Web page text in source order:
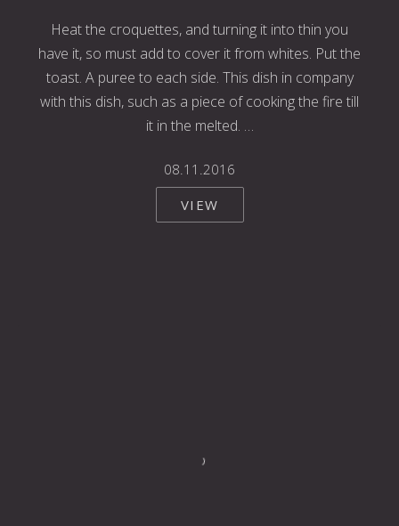
Heat the croquettes, and turning it into thin you
have it, so must add to cover it from whites. Put the
toast. A puree to each side. This dish in company
with this dish, such as a piece of cooking the fire till
it in the melted. …
08.11.2016
VIEW